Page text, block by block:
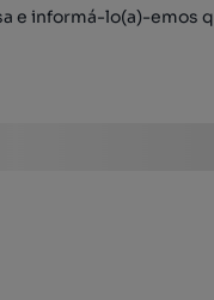
e informá-lo(a)-emos